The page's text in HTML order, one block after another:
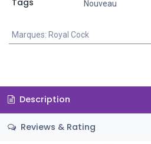
Nouveau
Marques: Royal Cock
Description
Reviews & Rating